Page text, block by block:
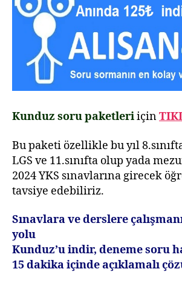
Kunduz soru paketleriiçin
Bu paketi özellikle bu yıl
LGS ve 11.sınıfta olup yada
2024 YKS sınavlarına girecek
tavsiye edebiliriz.
Sınavlara ve derslere
yolu
Kunduz’u indir, deneme soru
15 dakika içinde açıklamalı